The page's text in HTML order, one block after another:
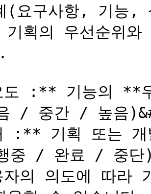
(요구사항, 기능,
기획의 우선순위
:** 기능의 **우
/ 중간 / 높음
:** 기획 또는 개
중 / 완료 / 중단